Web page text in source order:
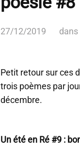
27/12/2019 dans
Petit retour sur ces
trois poèmes par
décembre.
Un été en Ré #9 :